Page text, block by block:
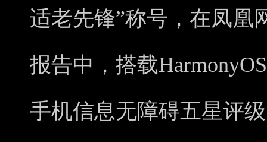
适老先锋”称号，在凤凰
报告中，搭载
手机信息无障碍五星评